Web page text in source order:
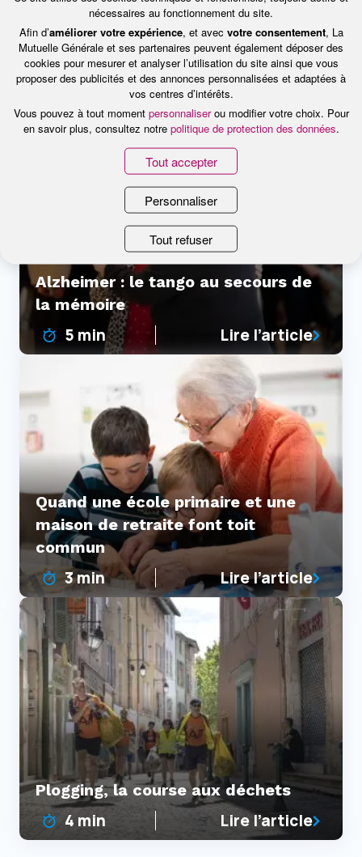
Traitement de l’obésité : à Lille, un
centre hospitalier unique
4 min Lire l’article
Alzheimer : le tango au secours de
la mémoire
5 min Lire l’article
Quand une école primaire et une
maison de retraite font toit
commun
3 min Lire l’article
Plogging, la course aux déchets
4 min Lire l’article
nécessaires au fonctionnement du site.
Afin d’améliorer votre expérience, et avec votre consentement, La
Mutuelle Générale et ses partenaires peuvent également déposer des
cookies pour mesurer et analyser l’utilisation du site ainsi que vous
proposer des publicités et des annonces personnalisées et adaptées à
vos centres d’intérêts.
Vous pouvez à tout moment personnaliserou modifier votre choix. Pour
en savoir plus, consultez notre politique de protection des données.
Tout accepter
Personnaliser
Tout refuser